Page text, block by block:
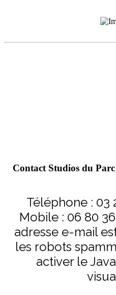
Contact Studios du
Téléphone :
Mobile : 06 80
adresse e-mail
les robots
activer le